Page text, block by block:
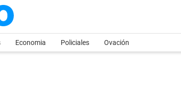
Economia Policiales Ovación